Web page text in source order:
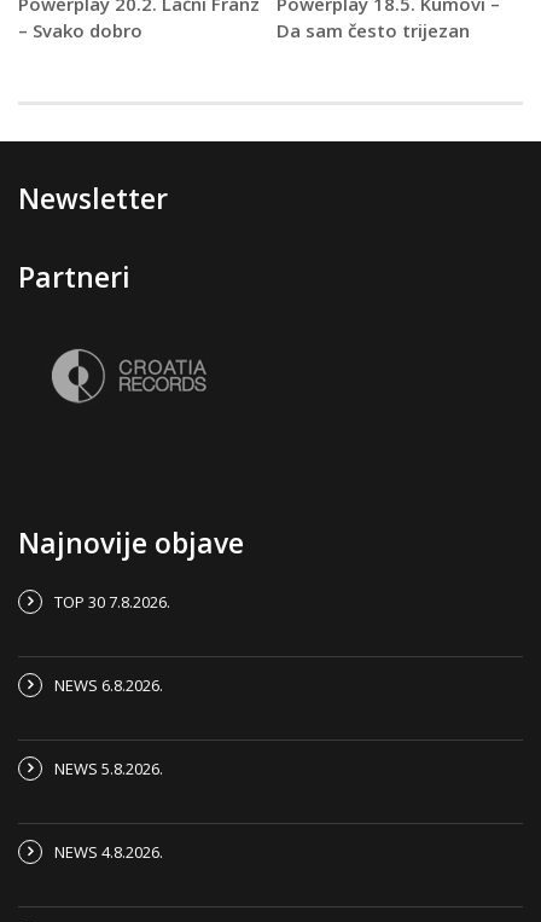
– Svako dobro
Da sam često trijezan
Newsletter
Partneri
Najnovije objave
TOP 30 7.8.2026.
NEWS 6.8.2026.
NEWS 5.8.2026.
NEWS 4.8.2026.